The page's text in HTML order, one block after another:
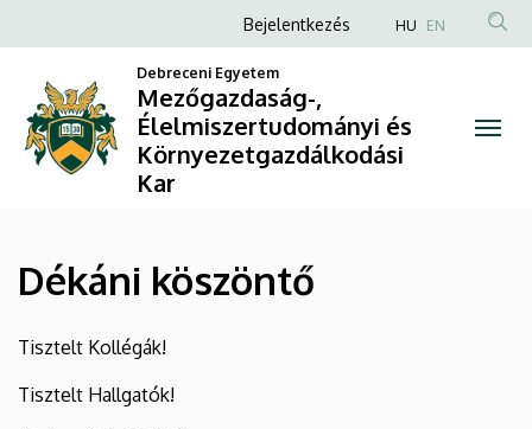
köszöntő
Mezőgazdaság-,
és
Kar
a
Anonim
fiók
menüje
Bejelentkezés HU EN
Debreceni Egyetem
Mezőgazdaság-,
Élelmiszertudományi és
Környezetgazdálkodási
Kar
Dékáni köszöntő
Tisztelt Kollégák!
Tisztelt Hallgatók!